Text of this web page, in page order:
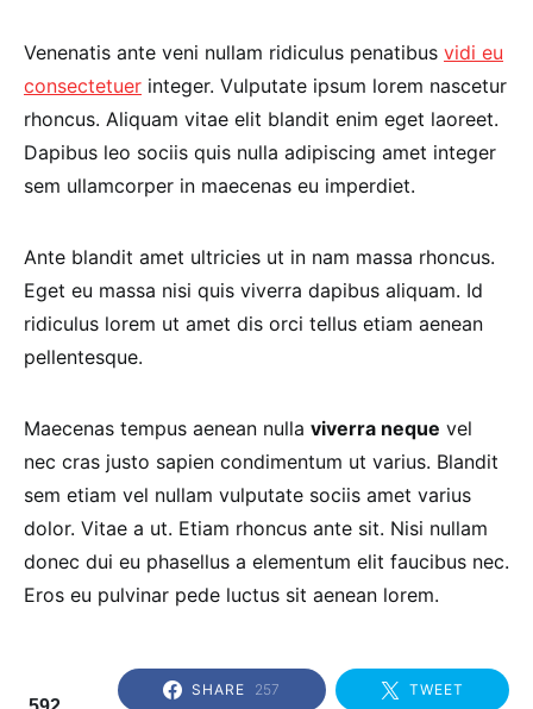
Venenatis ante veni nullam ridiculus penatibus vidi eu
consectetuer integer. Vulputate ipsum lorem nascetur
rhoncus. Aliquam vitae elit blandit enim eget laoreet.
Dapibus leo sociis quis nulla adipiscing amet integer
sem ullamcorper in maecenas eu imperdiet.
Ante blandit amet ultricies ut in nam massa rhoncus.
Eget eu massa nisi quis viverra dapibus aliquam. Id
ridiculus lorem ut amet dis orci tellus etiam aenean
pellentesque.
Maecenas tempus aenean nulla viverra neque vel
nec cras justo sapien condimentum ut varius. Blandit
sem etiam vel nullam vulputate sociis amet varius
dolor. Vitae a ut. Etiam rhoncus ante sit. Nisi nullam
donec dui eu phasellus a elementum elit faucibus nec.
Eros eu pulvinar pede luctus sit aenean lorem.
SHARE 257 TWEET